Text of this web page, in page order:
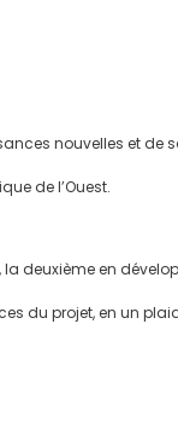
nouvelles et
de l’Ouest.
deuxième en
du projet, en un